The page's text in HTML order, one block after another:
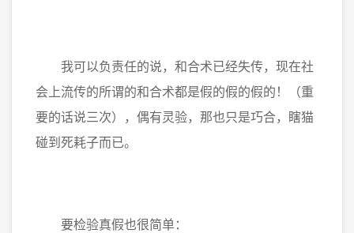
我可以负责任的说，和合术已经失传，现在社
会上流传的所谓的和合术都是假的假的假的！（重
要的话说三次），偶有灵验，那也只是巧合，瞎猫
碰到死耗子而已。
要检验真假也很简单：